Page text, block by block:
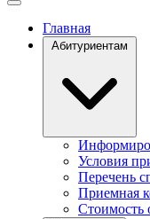
Главная
Абитуриентам
Условия
Перечень
Приемная
Стоимость